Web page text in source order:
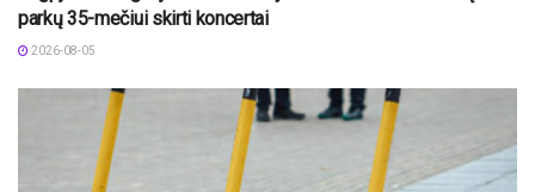
parkų 35-mečiui skirti koncertai
2026-08-05